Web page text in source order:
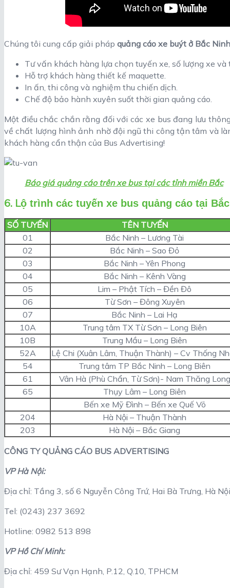
Chúng tôi cung cấp giải pháp quảng cáo xe buýt ở Bắc
Tư vấn khách hàng lựa chọn tuyến xe, số lượng xe
Hỗ trợ khách hàng thiết kế maquette.
In ấn, thi công và nghiệm thu chiến dịch.
Chế độ bảo hành xuyên suốt thời gian quảng cáo.
Một điều chắc chắn rằng đối với các xe bus đang lưu
về chất lượng hình ảnh nhờ đội ngũ thi công tận tâm và
khách hàng cẩn thận của Bus Advertising!
Báo giá quảng cáo trên xe bus tại các tỉnh miền Bắc
6. Lộ trình các tuyến xe bus quảng cáo tại
SỐ TUYẾN
TÊN TUYẾN
01
Bắc Ninh – Lương Tài
02
Bắc Ninh – Sao Đỏ
03
Bắc Ninh – Yên Phong
04
Bắc Ninh – Kênh Vàng
05
Lim – Phật Tích – Đền Đô
06
Từ Sơn – Đông Xuyên
07
Bắc Ninh – Lai Hạ
10A
Trung tâm TX Từ Sơn – Long Biên
10B
Trung Mầu – Long Biên
52A
Lệ Chi (Xuân Lâm, Thuận Thành) – Cv Thống
54
Trung tâm TP Bắc Ninh – Long Biên
61
Vân Hà (Phù Chẩn, Từ Sơn)- Nam Thăng Long
65
Thụy Lâm – Long Biên
Bến xe Mỹ Đình – Bến xe Quế Võ
204
Hà Nội – Thuận Thành
203
Hà Nội – Bắc Giang
CÔNG TY QUẢNG CÁO BUS ADVERTISING
VP Hà Nội:
Địa chỉ: Tầng 3, số 6 Nguyễn Công Trứ, Hai Bà Trưng, Hà Nội
Tel: (0243) 237 3692
Hotline: 0982 513 898
VP Hồ Chí Minh:
Địa chỉ: 459 Sư Vạn Hạnh, P.12, Q.10, TPHCM